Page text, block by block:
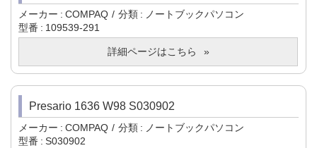
メーカー COMPAQ 分類
ノートブックパソコン
型番
109539-291
詳細ページはこちら
Presario 1636 W98 S030902
メーカー COMPAQ 分類
ノートブックパソコン
型番
S030902